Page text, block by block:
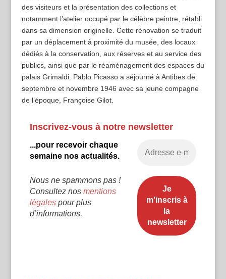
des visiteurs et la présentation des collections et
notamment l’atelier occupé par le célèbre peintre, rétabli
dans sa dimension originelle. Cette rénovation se traduit
par un déplacement à proximité du musée, des locaux
dédiés à la conservation, aux réserves et au service des
publics, ainsi que par le réaménagement des espaces du
palais Grimaldi. Pablo Picasso a séjourné à Antibes de
septembre et novembre 1946 avec sa jeune compagne
de l’époque, Françoise Gilot.
Inscrivez-vous à notre newsletter
...pour recevoir chaque
semaine nos actualités.
Nous ne spammons pas !
Consultez nos mentions
légalespour plus
d’informations.